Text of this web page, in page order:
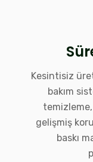
Kesintisiz
bakım
temizleme,
gelişmiş
baskı